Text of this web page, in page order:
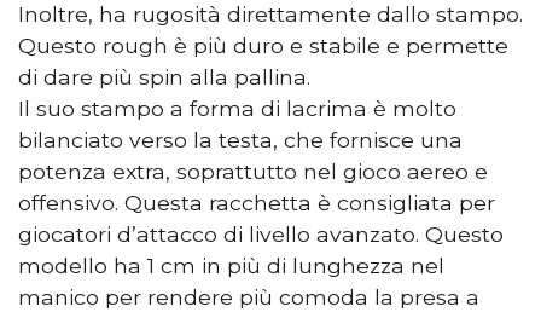
Inoltre, ha rugosità direttamente dallo stampo.
Questo rough è più duro e stabile e permette
di dare più spin alla pallina.
Il suo stampo a forma di lacrima è molto
bilanciato verso la testa, che fornisce una
potenza extra, soprattutto nel gioco aereo e
offensivo. Questa racchetta è consigliata per
giocatori d’attacco di livello avanzato. Questo
modello ha 1 cm in più di lunghezza nel
manico per rendere più comoda la presa a